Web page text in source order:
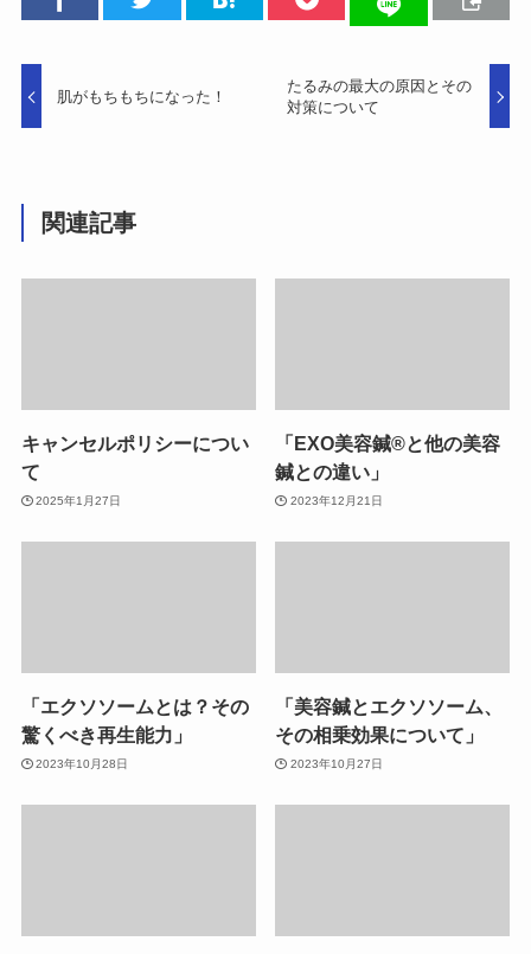
肌がもちもちになった！
たるみの最大の原因とその
対策について
関連記事
キャンセルポリシーについ
て
2025年1月27日
「EXO美容鍼®︎と他の美容
鍼との違い」
2023年12月21日
「エクソソームとは？その
驚くべき再生能力」
2023年10月28日
「美容鍼とエクソソーム、
その相乗効果について」
2023年10月27日